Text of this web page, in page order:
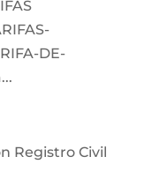
DE-
Registro Civil